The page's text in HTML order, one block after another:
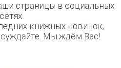
страницы в социальных
сетях.
книжных новинок,
Мы ждём Вас!